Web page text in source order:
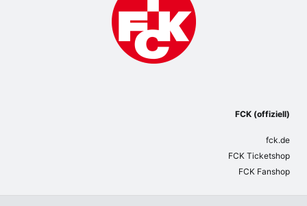
FCK (offiziell)
fck.de
FCK Ticketshop
FCK Fanshop